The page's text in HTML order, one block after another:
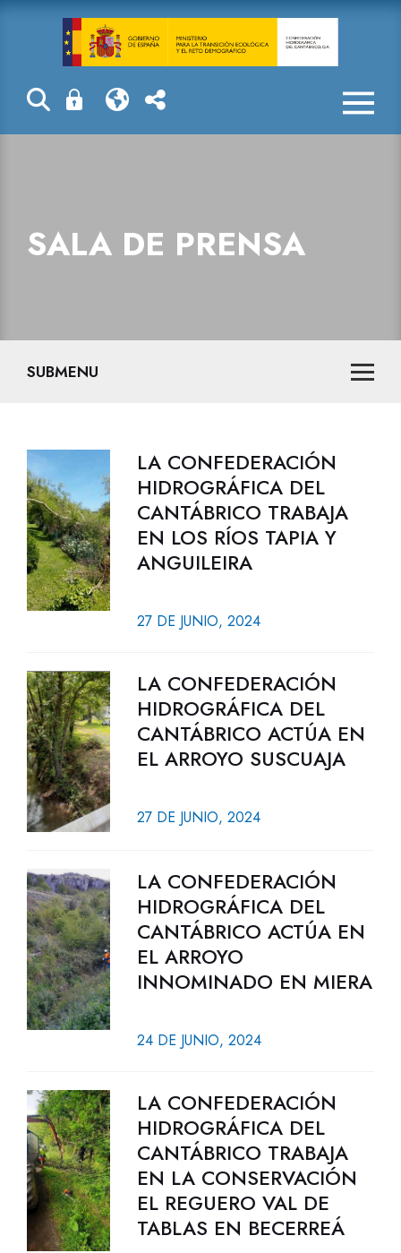
Sala de prensa
SALA DE PRENSA
SUBMENU
LA CONFEDERACIÓN
HIDROGRÁFICA DEL
CANTÁBRICO TRABAJA
EN LOS RÍOS TAPIA Y
ANGUILEIRA
27 DE JUNIO, 2024
LA CONFEDERACIÓN
HIDROGRÁFICA DEL
CANTÁBRICO ACTÚA EN
EL ARROYO SUSCUAJA
27 DE JUNIO, 2024
LA CONFEDERACIÓN
HIDROGRÁFICA DEL
CANTÁBRICO ACTÚA EN
EL ARROYO
INNOMINADO EN MIERA
24 DE JUNIO, 2024
LA CONFEDERACIÓN
HIDROGRÁFICA DEL
CANTÁBRICO TRABAJA
EN LA CONSERVACIÓN
EL REGUERO VAL DE
TABLAS EN BECERREÁ